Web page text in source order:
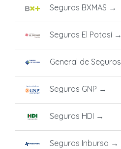
Seguros BXMAS →
Seguros El Potosí →
General de Seguros
Seguros GNP →
Seguros HDI →
Seguros Inbursa →